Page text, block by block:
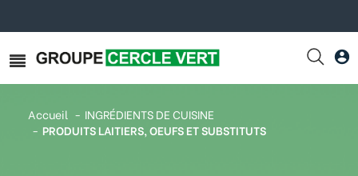
Accueil
INGRÉDIENTS DE CUISINE
PRODUITS LAITIERS, OEUFS ET SUBSTITUTS